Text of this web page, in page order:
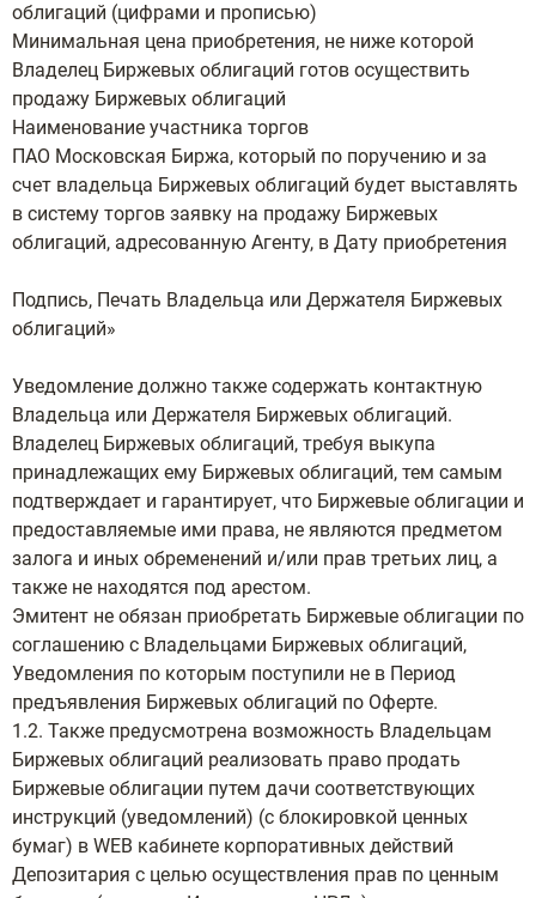
облигаций (цифрами и прописью)
Минимальная цена приобретения, не ниже которой
Владелец Биржевых облигаций готов осуществить
продажу Биржевых облигаций
Наименование участника торгов
ПАО Московская Биржа, который по поручению и за
счет владельца Биржевых облигаций будет выставлять
в систему торгов заявку на продажу Биржевых
облигаций, адресованную Агенту, в Дату приобретения
Подпись, Печать Владельца или Держателя Биржевых
облигаций»
Уведомление должно также содержать контактную
Владельца или Держателя Биржевых облигаций.
Владелец Биржевых облигаций, требуя выкупа
принадлежащих ему Биржевых облигаций, тем самым
подтверждает и гарантирует, что Биржевые облигации и
предоставляемые ими права, не являются предметом
залога и иных обременений и/или прав третьих лиц, а
также не находятся под арестом.
Эмитент не обязан приобретать Биржевые облигации по
соглашению с Владельцами Биржевых облигаций,
Уведомления по которым поступили не в Период
предъявления Биржевых облигаций по Оферте.
1.2. Также предусмотрена возможность Владельцам
Биржевых облигаций реализовать право продать
Биржевые облигации путем дачи соответствующих
инструкций (уведомлений) (с блокировкой ценных
бумаг) в WEB кабинете корпоративных действий
Депозитария с целью осуществления прав по ценным